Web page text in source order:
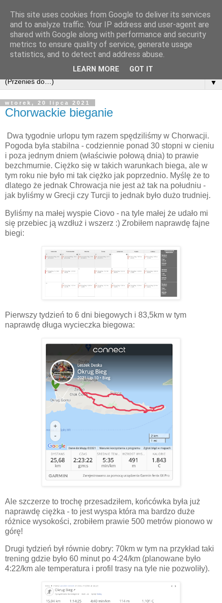
▼
wtorek, 20 lipca 2021
Chorwackie bieganie
Dwa tygodnie urlopu tym razem spędziliśmy w Chorwacji.
Pogoda była stabilna - codziennie ponad 30 stopni w cieniu
i poza jednym dniem (właściwie połową dnia) to prawie
bezchmurnie. Ciężko się w takich warunkach biega, ale w
tym roku nie było mi tak ciężko jak poprzednio. Myślę że to
dlatego że jednak Chrowacja nie jest aż tak na południu -
jak byliśmy w Grecji czy Turcji to jednak było dużo trudniej.
Byliśmy na małej wyspie Ciovo - na tyle małej że udało mi
się przebiec ją wzdłuż i wszerz :) Zrobiłem naprawdę fajne
biegi:
Pierwszy tydzień to 6 dni biegowych i 83,5km w tym
naprawdę długa wycieczka biegowa:
Ale szczerze to trochę przesadziłem, końcówka była już
naprawdę ciężka - to jest wyspa która ma bardzo duże
różnice wysokości, zrobiłem prawie 500 metrów pionowo w
górę!
Drugi tydzień był równie dobry: 70km w tym na przykład taki
trening gdzie było 60 minut po 4:24/km (planowane było
4:22/km ale temperatura i profil trasy na tyle nie pozwoliły).
This site uses cookies from Google to deliver its services
and to analyze traffic. Your IP address and user-agent are
shared with Google along with performance and security
metrics to ensure quality of service, generate usage
statistics, and to detect and address abuse.
LEARN MORE GOT IT